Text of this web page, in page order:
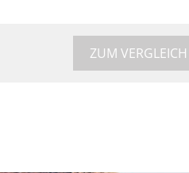
ZUM VERGLEICH